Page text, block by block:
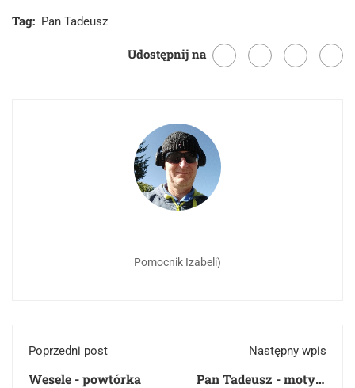
Tag: Pan Tadeusz
Udostępnij na
Pomocnik Izabeli)
Poprzedni post
Wesele - powtórka
Następny wpis
Pan Tadeusz - motyw